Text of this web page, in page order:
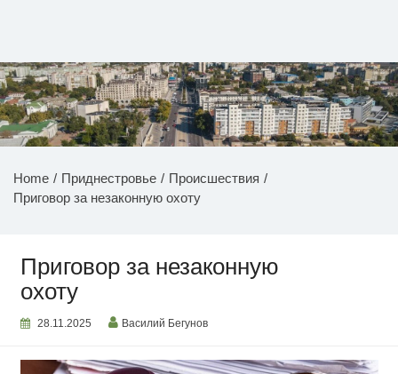
НОВОСТИ ПРИДНЕСТРОВЬЯ
Home Приднестровье
Происшествия
Приговор за незаконную охоту
Приговор за незаконную
охоту
28.11.2025 Василий Бегунов